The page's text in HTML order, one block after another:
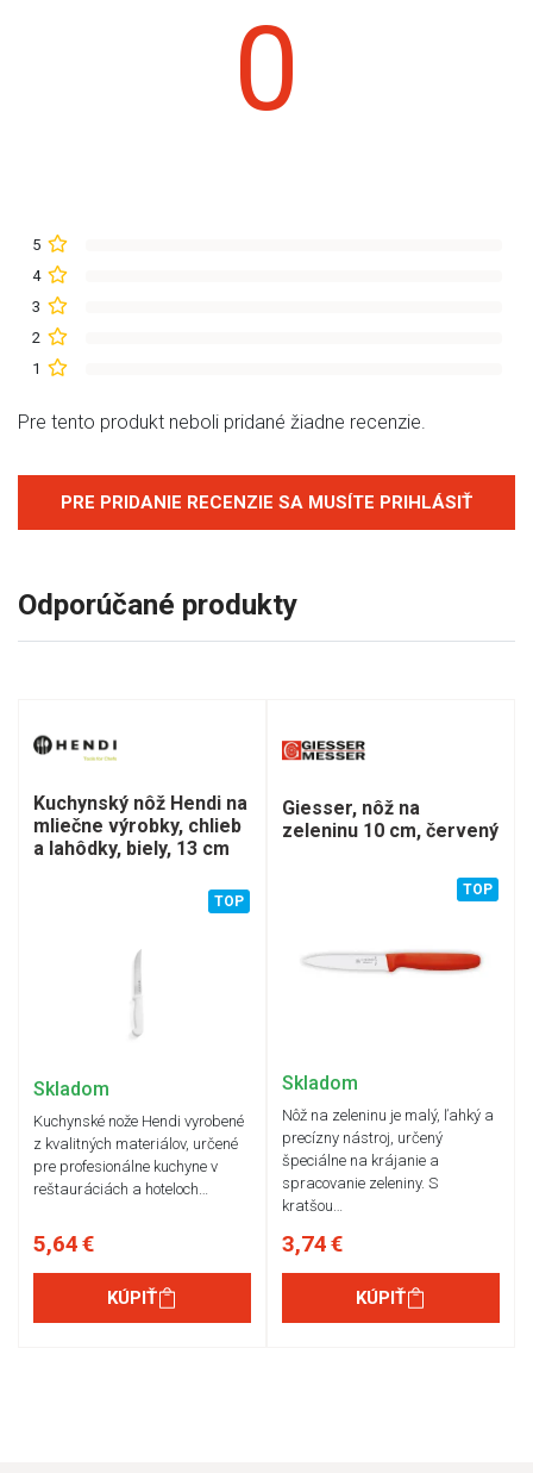
0
5
4
3
2
1
Pre tento produkt neboli pridané žiadne recenzie.
PRE PRIDANIE RECENZIE SA MUSÍTE PRIHLÁSIŤ
Odporúčané produkty
Kuchynský nôž Hendi na
mliečne výrobky, chlieb
a lahôdky, biely, 13 cm
TOP
Skladom
Kuchynské nože Hendi vyrobené
z kvalitných materiálov, určené
pre profesionálne kuchyne v
reštauráciách a hoteloch…
5,64 €
KÚPIŤ
Giesser, nôž na
zeleninu 10 cm, červený
TOP
Skladom
Nôž na zeleninu je malý, ľahký a
precízny nástroj, určený
špeciálne na krájanie a
spracovanie zeleniny. S
kratšou…
3,74 €
KÚPIŤ